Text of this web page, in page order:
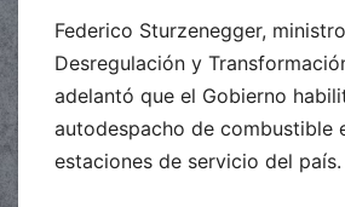
Federico Sturzenegger,
Desregulación y
adelantó que el Gobierno
autodespacho de combustible
estaciones de servicio del país.